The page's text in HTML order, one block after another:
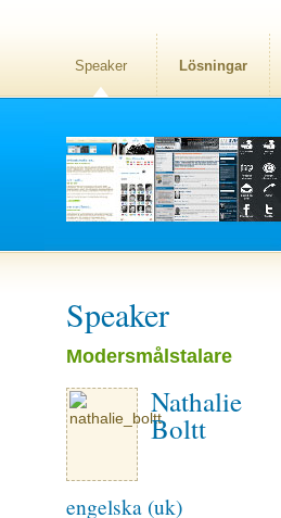
Speaker Lösningar
Speaker
Modersmålstalare
Nathalie
Boltt
engelska (uk)